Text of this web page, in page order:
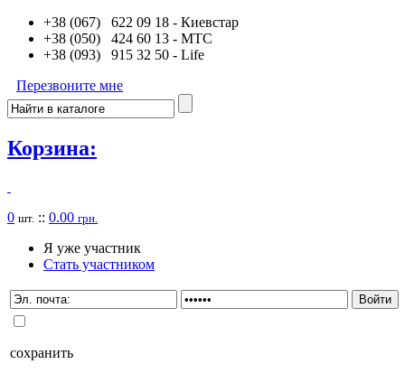
+38 (067) 622 09 18 - Киевстар
+38 (050) 424 60 13 - MTC
+38 (093) 915 32 50 - Life
Перезвоните мне
Корзина:
0 шт. :: 0.00 грн.
Я уже участник
Стать участником
сохранить